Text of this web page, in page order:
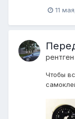
11
рентген
Чтобы